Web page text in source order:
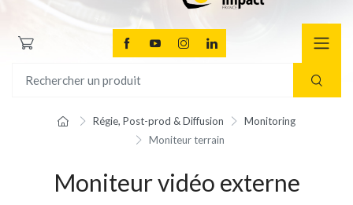
Régie, Post-prod & Diffusion
Monitoring
Moniteur terrain
Moniteur vidéo externe